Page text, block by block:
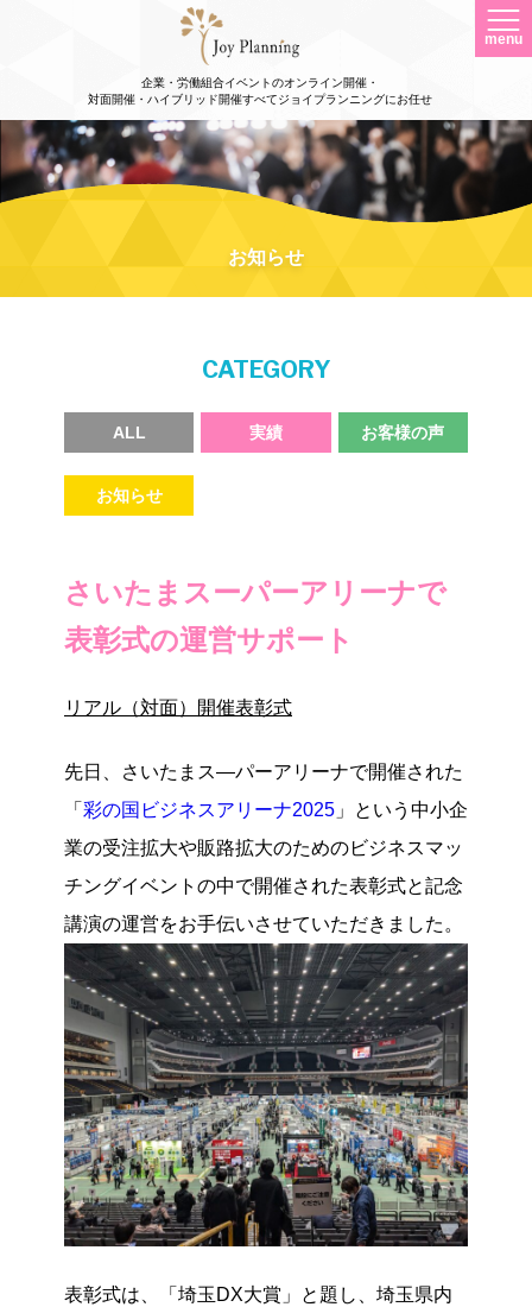
企業・労働組合イベントのオンライン開催・
対面開催・ハイブリッド開催すべてジョイプランニングにお任せ
menu
お知らせ
CATEGORY
ALL 実績 お客様の声
お知らせ
さいたまスーパーアリーナで
表彰式の運営サポート
リアル（対面）開催表彰式
先日、さいたまス―パーアリーナで開催された
「 彩の国ビジネスアリーナ2025 」という中小企
業の受注拡大や販路拡大のためのビジネスマッ
チングイベントの中で開催された表彰式と記念
講演の運営をお手伝いさせていただきました。
表彰式は、「埼玉DX大賞」と題し、埼玉県内